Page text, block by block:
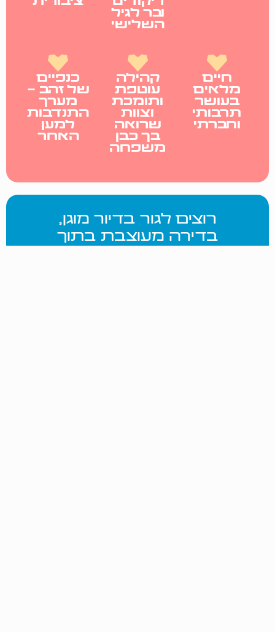
ובר לגיל
השלישי
חיים
מלאים
בעושר
תרבותי
וחברתי
קהילה
עוטפת
ותומכת
וצוות
שרואה
בך כבן
משפחה
כנפיים
של זהב -
מערך
התנדבות
למען
האחר
רוצים לגור בדיור מוגן,
בדירה מעוצבת בתוך